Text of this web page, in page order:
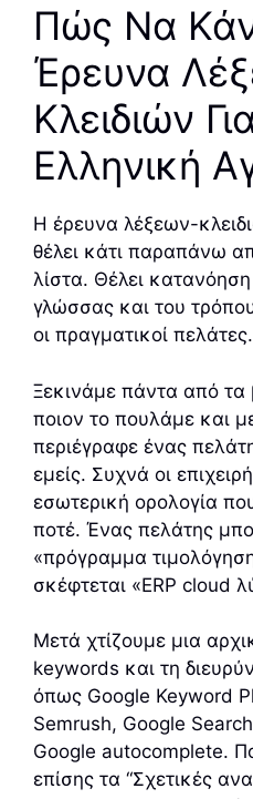
Πώς Να
Έρευνα
Κλειδιών
Ελληνική
Η έρευνα λέξεων-
θέλει κάτι παραπάνω
λίστα. Θέλει
γλώσσας και του
οι πραγματικοί πελάτες.
Ξεκινάμε πάντα από τα
ποιον το πουλάμε και
περιέγραφε ένας
εμείς. Συχνά οι
εσωτερική ορολογία
ποτέ. Ένας πελάτης
«πρόγραμμα
σκέφτεται «ERP cloud
Μετά χτίζουμε μια
keywords και τη
όπως Google Keyword
Semrush, Google
Google autocomplete.
επίσης τα “Σχετικές